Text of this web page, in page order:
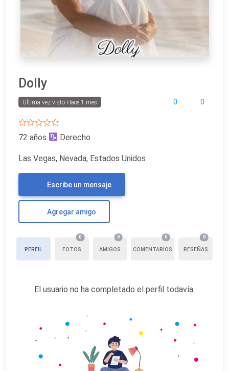
Dolly
0 0
Ultima vez visto Hace 1 mes
72 años Derecho
Las Vegas, Nevada, Estados Unidos
Escribe un mensaje
Agregar amigo
PERFIL FOTOS
0
AMIGOS
0
COMENTARIOS
0
RESEÑAS
0
El usuario no ha completado el perfil todavía.